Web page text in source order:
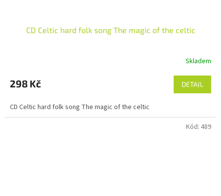
CD Celtic hard folk song The magic of the celtic
Skladem
298 Kč DETAIL
CD Celtic hard folk song The magic of the celtic
Kód: 489